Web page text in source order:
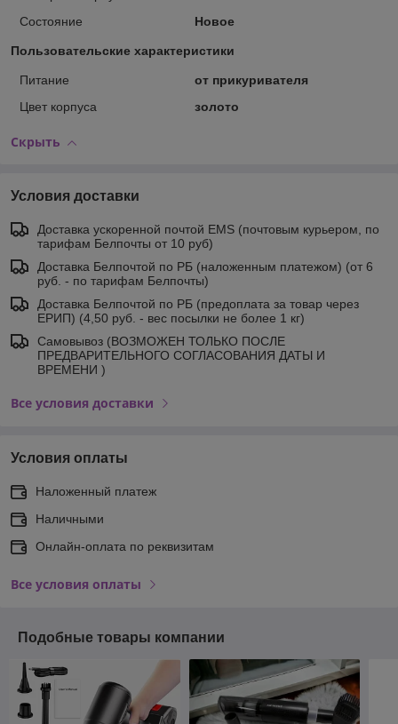
Состояние
Новое
Пользовательские характеристики
Питание
от прикуривателя
Цвет корпуса
золото
Скрыть
Условия доставки
Доставка ускоренной почтой EMS (почтовым курьером, по
тарифам Белпочты от 10 руб)
Доставка Белпочтой по РБ (наложенным платежом) (от 6
руб. - по тарифам Белпочты)
Доставка Белпочтой по РБ (предоплата за товар через
ЕРИП) (4,50 руб. - вес посылки не более 1 кг)
Самовывоз (ВОЗМОЖЕН ТОЛЬКО ПОСЛЕ
ПРЕДВАРИТЕЛЬНОГО СОГЛАСОВАНИЯ ДАТЫ И
ВРЕМЕНИ )
Все условия доставки
Условия оплаты
Наложенный платеж
Наличными
Онлайн-оплата по реквизитам
Все условия оплаты
Подобные товары компании